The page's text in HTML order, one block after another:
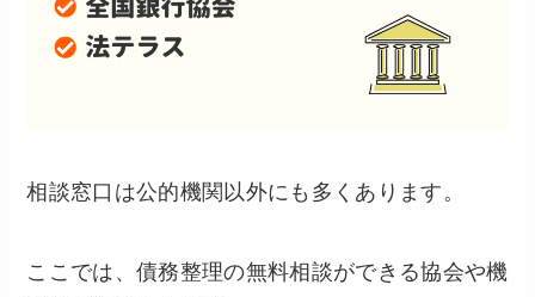
相談窓口は公的機関以外にも多くあります。
ここでは、債務整理の無料相談ができる協会や機